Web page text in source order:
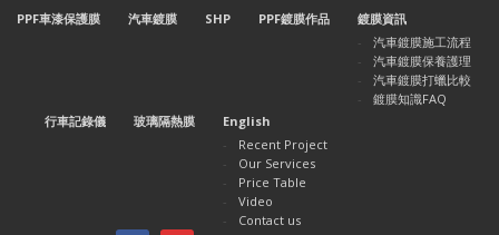
PPF車漆保護膜 汽車鍍膜 SHP PPF鍍膜作品
鍍膜資訊
汽車鍍膜施工流程
汽車鍍膜保養護理
汽車鍍膜打蠟比較
鍍膜知識FAQ
行車記錄儀
玻璃隔熱膜
English
Recent Project
Our Services
Price Table
Video
Contact us